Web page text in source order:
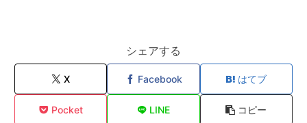
シェアする
X Facebook はてブ
Pocket LINE コピー